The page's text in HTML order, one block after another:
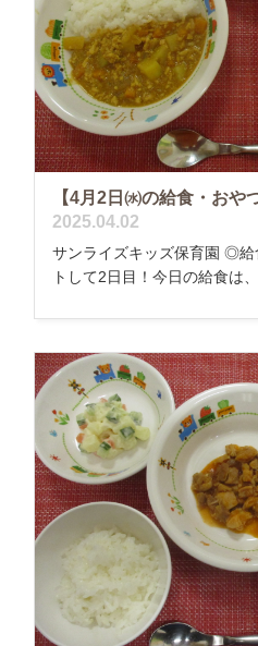
【4月2日㈬の給食・おや
2025.04.02
サンライズキッズ保育園 ◎給
トして2日目！今日の給食は